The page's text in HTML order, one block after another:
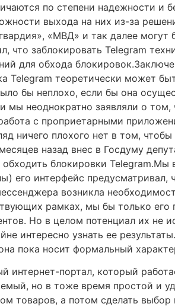
по степени надежности и
выхода на них из-за
«МВД» и так далее
что заблокировать Telegram
для обхода
теоретически может
бы неплохо, если бы она
мы неоднократно заявляли о
с проприетарными
ничего плохого нет в том,
назад внес в Госдуму
блокировки Telegram.Мы
его интерфейс предусматривал,
возникла
рамках, мы бы только его
Но в целом потенциал их не
интересно узнать ее
пока носит формальный
интернет-портал, который
но в тоже время простой и
товаров, а потом сделать выбор